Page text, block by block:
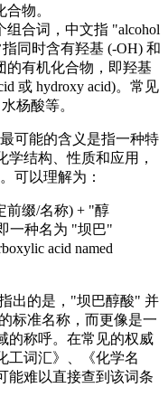
物。
组合词，中文指 "alcohol
同时含有羟基 (-OH) 和
的有机化合物，即羟基
或 hydroxy acid)。常见
杨酸等。
可能的含义是指一种特
学结构、性质和应用，
可以理解为：
前缀/名称) + "醇
一种名为 "坝巴"
acid named
出的是，"坝巴醇酸" 并
标准名称，而更像是一
的称呼。在常见的权威
工词汇》、《化学名
能难以直接查到该词条